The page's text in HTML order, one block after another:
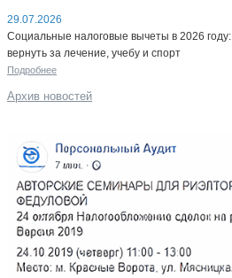
29.07.2026
Социальные налоговые вычеты в 2026
вернуть за лечение, учебу и спорт
Подробнее
Архив новостей